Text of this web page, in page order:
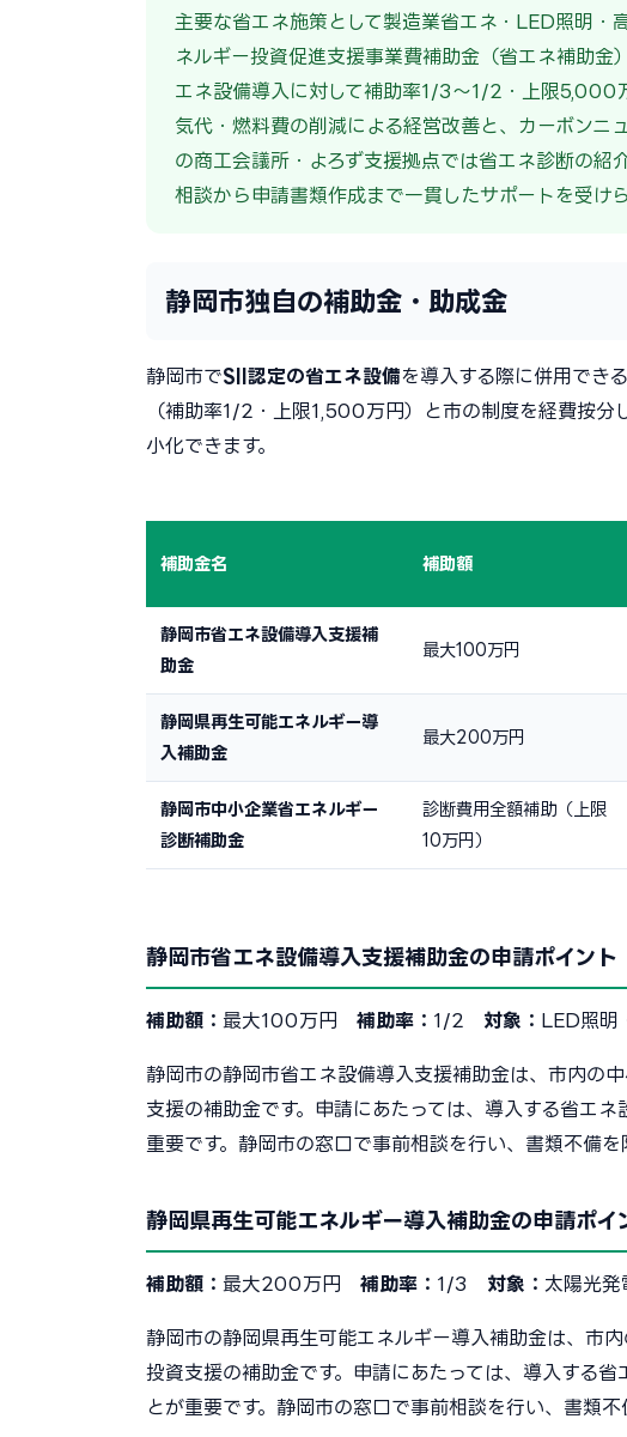
主要な省エネ施策として製造業省エネ・LED照明・
ネルギー投資促進支援事業費補助金（省エネ補助金
エネ設備導入に対して補助率1/3〜1/2・上限5,000
気代・燃料費の削減による経営改善と、カーボンニ
の商工会議所・よろず支援拠点では省エネ診断の紹
相談から申請書類作成まで一貫したサポートを受けら
静岡市独自の補助金・助成金
静岡市でSII認定の省エネ設備を導入する際に併用でき
（補助率1/2・上限1,500万円）と市の制度を経費按
小化できます。
補助金名 補助額
静岡市省エネ設備導入支援補
助金
最大100万円
静岡県再生可能エネルギー導
入補助金
最大200万円
静岡市中小企業省エネルギー
診断補助金
診断費用全額補助（上限
10万円）
静岡市省エネ設備導入支援補助金の申請ポイント
補助額： 最大100万円 補助率： 1/2 対象： LED照明
静岡市の静岡市省エネ設備導入支援補助金は、市内の
支援の補助金です。申請にあたっては、導入する省エ
重要です。静岡市の窓口で事前相談を行い、書類不備を
静岡県再生可能エネルギー導入補助金の申請ポイ
補助額： 最大200万円 補助率： 1/3 対象： 太陽光発
静岡市の静岡県再生可能エネルギー導入補助金は、市
投資支援の補助金です。申請にあたっては、導入する
とが重要です。静岡市の窓口で事前相談を行い、書類